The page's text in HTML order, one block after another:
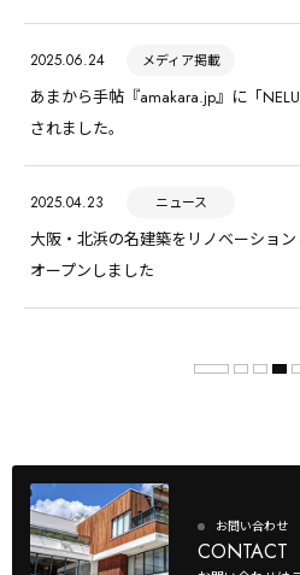
2025.06.24 メディア掲載
あまから手帖『amakara.jp』に「
されました。
2025.04.23 ニュース
大阪・北浜の名建築をリノベーショ
オープンしました
お問い合わせ
CONTACT